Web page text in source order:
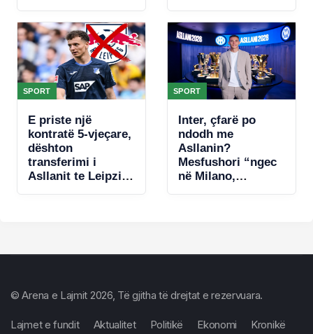
plani për të vrarë
Leo Messin
SPORT
E priste një
kontratë 5-vjeçare,
dështon
transferimi i
Asllanit te Leipzig,
SPORT
Inter, çfarë po
ndodh me
Asllanin?
Mesfushori “ngec
në Milano,
© Arena e Lajmit 2026, Të gjitha të drejtat e rezervuara.
Lajmet e fundit Aktualitet Politikë Ekonomi Kronikë